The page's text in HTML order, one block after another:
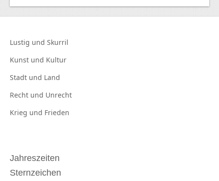
Lustig und Skurril
Kunst und Kultur
Stadt und Land
Recht und Unrecht
Krieg und Frieden
Jahreszeiten
Sternzeichen